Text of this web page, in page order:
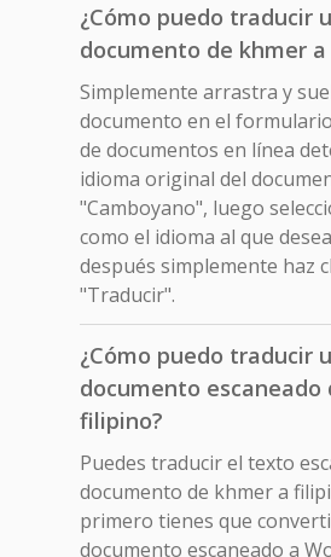
¿Cómo puedo traducir
documento de khmer
Simplemente arrastra y
documento en el
de documentos en línea
idioma original del
"Camboyano", luego
como el idioma al que
después simplemente haz
"Traducir".
¿Cómo puedo traducir
documento escaneado
filipino?
Puedes traducir el texto
documento de khmer a
primero tienes que
documento escaneado a